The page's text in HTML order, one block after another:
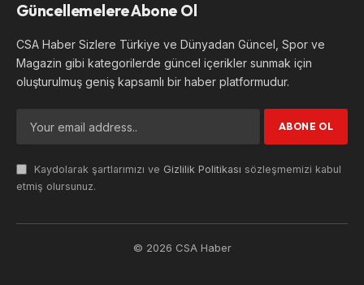
Güncellemelere Abone Ol
CSA Haber Sizlere Türkiye ve Dünyadan Güncel, Spor ve
Magazin gibi kategorilerde güncel içerikler sunmak için
oluşturulmuş geniş kapsamlı bir haber platformudur.
Kaydolarak şartlarımızı ve Gizlilik Politikası sözleşmemizi kabul
etmiş olursunuz.
© 2026 CSA Haber